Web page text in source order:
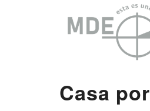
Casa